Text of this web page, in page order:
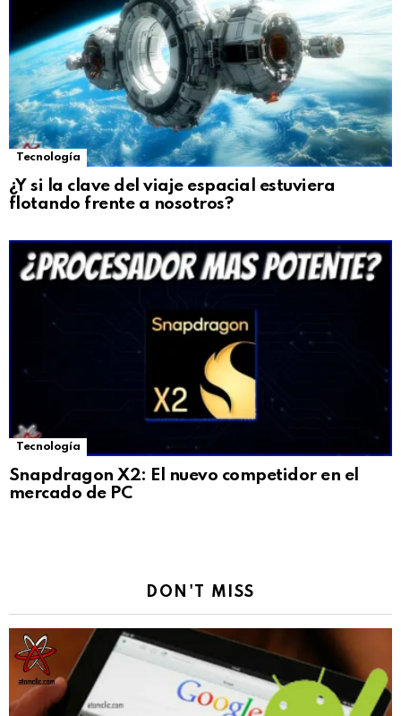
Tecnología
¿Y si la clave del viaje espacial estuviera
flotando frente a nosotros?
Tecnología
Snapdragon X2: El nuevo competidor en el
mercado de PC
DON'T MISS